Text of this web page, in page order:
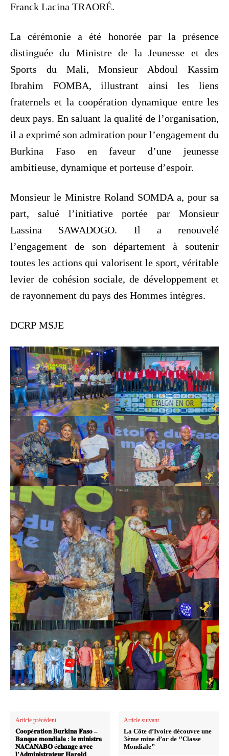
Franck Lacina TRAORÉ.
La cérémonie a été honorée par la présence
distinguée du Ministre de la Jeunesse et des
Sports du Mali, Monsieur Abdoul Kassim
Ibrahim FOMBA, illustrant ainsi les liens
fraternels et la coopération dynamique entre les
deux pays. En saluant la qualité de l’organisation,
il a exprimé son admiration pour l’engagement du
Burkina Faso en faveur d’une jeunesse
ambitieuse, dynamique et porteuse d’espoir.
Monsieur le Ministre Roland SOMDA a, pour sa
part, salué l’initiative portée par Monsieur
Lassina SAWADOGO. Il a renouvelé
l’engagement de son département à soutenir
toutes les actions qui valorisent le sport, véritable
levier de cohésion sociale, de développement et
de rayonnement du pays des Hommes intègres.
DCRP MSJE
Article précédent
𝐂𝐨𝐨𝐩é𝐫𝐚𝐭𝐢𝐨𝐧 𝐁𝐮𝐫𝐤𝐢𝐧𝐚 𝐅𝐚𝐬𝐨 –
𝐁𝐚𝐧𝐪𝐮𝐞 𝐦𝐨𝐧𝐝𝐢𝐚𝐥𝐞 : 𝐥𝐞 𝐦𝐢𝐧𝐢𝐬𝐭𝐫𝐞
𝐍𝐀𝐂𝐀𝐍𝐀𝐁𝐎 é𝐜𝐡𝐚𝐧𝐠𝐞 𝐚𝐯𝐞𝐜
𝐥’𝐀𝐝𝐦𝐢𝐧𝐢𝐬𝐭𝐫𝐚𝐭𝐞𝐮𝐫 𝐇𝐚𝐫𝐨𝐥𝐝
Article suivant
La Côte d’Ivoire découvre une
3ème mine d’or de ‘’Classe
Mondiale’’